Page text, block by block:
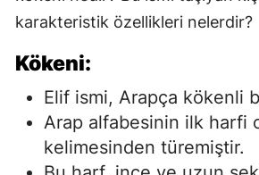
karakteristik özellikleri nelerdir?
Kökeni:
Elif ismi, Arapça kökenli
Arap alfabesinin ilk harfi
kelimesinden türemiştir.